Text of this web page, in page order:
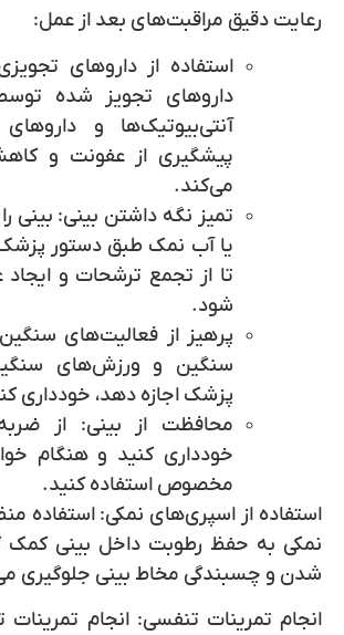
رعایت دقیق مراقبت‌های بعد از عمل:
استفاده از داروهای
داروهای تجویز شده
آنتی‌بیوتیک‌ها و
پیشگیری از عفونت و
می‌کند.
تمیز نگه داشتن بینی:بینی
یا آب نمک طبق دستور
تا از تجمع ترشحات و ایجاد
شود.
پرهیز از فعالیت‌های سنگین:
سنگین و ورزش‌های
پزشک اجازه دهد، خودداری
محافظت از بینی:از
خودداری کنید و هنگام
مخصوص استفاده کنید.
استفاده از اسپری‌های نمکی:استفاده
نمکی به حفظ رطوبت داخل بینی کمک
شدن و چسبندگی مخاط بینی جلوگیری
انجام تمرینات تنفسی:انجام تمرینات